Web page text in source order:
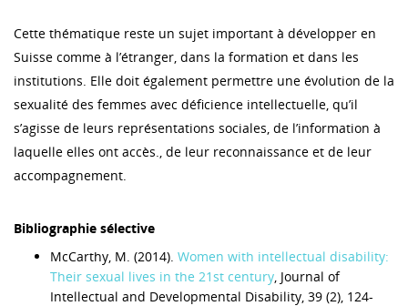
Cette thématique reste un sujet important à développer en
Suisse comme à l’étranger, dans la formation et dans les
institutions. Elle doit également permettre une évolution de la
sexualité des femmes avec déficience intellectuelle, qu’il
s’agisse de leurs représentations sociales, de l’information à
laquelle elles ont accès., de leur reconnaissance et de leur
accompagnement.
Bibliographie sélective
McCarthy, M. (2014). Women with intellectual disability:
Their sexual lives in the 21st century, Journal of
Intellectual and Developmental Disability, 39 (2), 124-